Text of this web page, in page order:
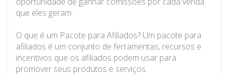
que eles geram.
O que é um Pacote para Afiliados? Um pacote para
afiliados é um conjunto de ferramentas, recursos e
incentivos que os afiliados podem usar para
promover seus produtos e serviços.